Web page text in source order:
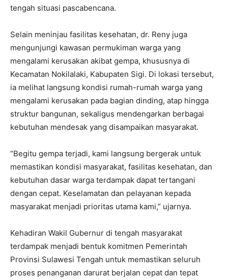
tengah situasi pascabencana.
Selain meninjau fasilitas kesehatan, dr. Reny juga
mengunjungi kawasan permukiman warga yang
mengalami kerusakan akibat gempa, khususnya di
Kecamatan Nokilalaki, Kabupaten Sigi. Di lokasi tersebut,
ia melihat langsung kondisi rumah-rumah warga yang
mengalami kerusakan pada bagian dinding, atap hingga
struktur bangunan, sekaligus mendengarkan berbagai
kebutuhan mendesak yang disampaikan masyarakat.
“Begitu gempa terjadi, kami langsung bergerak untuk
memastikan kondisi masyarakat, fasilitas kesehatan, dan
kebutuhan dasar warga terdampak dapat tertangani
dengan cepat. Keselamatan dan pelayanan kepada
masyarakat menjadi prioritas utama kami,” ujarnya.
Kehadiran Wakil Gubernur di tengah masyarakat
terdampak menjadi bentuk komitmen Pemerintah
Provinsi Sulawesi Tengah untuk memastikan seluruh
proses penanganan darurat berjalan cepat dan tepat